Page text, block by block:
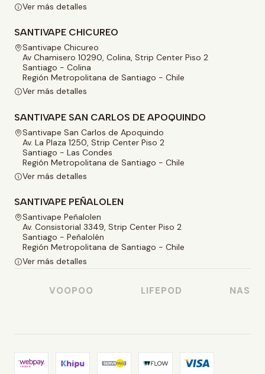
Ver más detalles
SANTIVAPE CHICUREO
Santivape Chicureo
Av Chamisero 10290, Colina, Strip Center Piso 2
Santiago - Colina
Región Metropolitana de Santiago - Chile
Ver más detalles
SANTIVAPE SAN CARLOS DE APOQUINDO
Santivape San Carlos de Apoquindo
Av. La Plaza 1250, Strip Center Piso 2
Santiago - Las Condes
Región Metropolitana de Santiago - Chile
Ver más detalles
SANTIVAPE PEÑALOLEN
Santivape Peñalolen
Av. Consistorial 3349, Strip Center Piso 2
Santiago - Peñalolén
Región Metropolitana de Santiago - Chile
Ver más detalles
VOOPOO LIFEPOD NASTY